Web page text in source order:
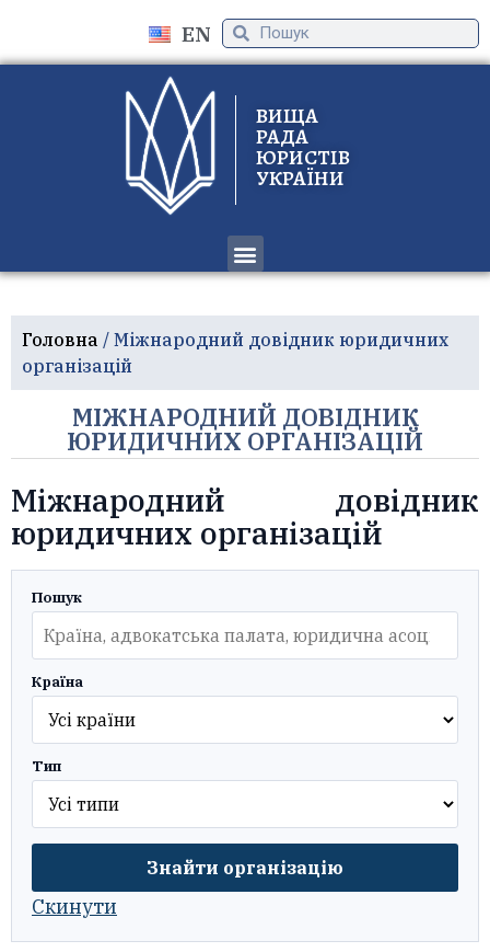
EN
ВИЩА
РАДА
ЮРИСТІВ
УКРАЇНИ
Головна / Міжнародний довідник юридичних
організацій
МІЖНАРОДНИЙ ДОВІДНИК
ЮРИДИЧНИХ ОРГАНІЗАЦІЙ
Міжнародний довідник
юридичних організацій
Пошук
Країна
Тип
Знайти організацію
Скинути